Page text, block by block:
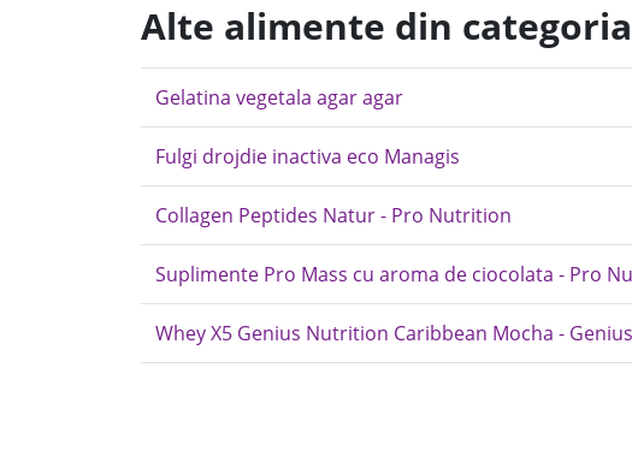
Alte alimente din
Gelatina vegetala agar agar
Fulgi drojdie inactiva eco Managis
Collagen Peptides Natur - Pro Nutrition
Suplimente Pro Mass cu aroma de ciocolata - Pro
Whey X5 Genius Nutrition Caribbean Mocha -